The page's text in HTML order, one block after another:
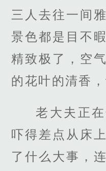
三人去往一间
景色都是目不
精致极了，空
的花叶的清香
老大夫正
吓得差点从床
了什么大事，